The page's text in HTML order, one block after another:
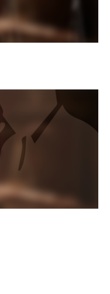
1516 Articulos
266 Articulos